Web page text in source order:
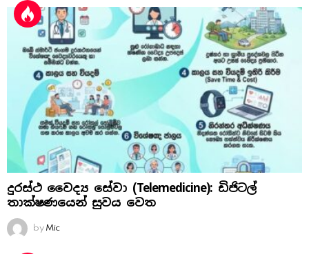
දුරස්ථ වෛද්‍ය සේවා (Telemedicine): ඩිජිටල්
තාක්ෂණයෙන් සුවය වෙත
by Mic